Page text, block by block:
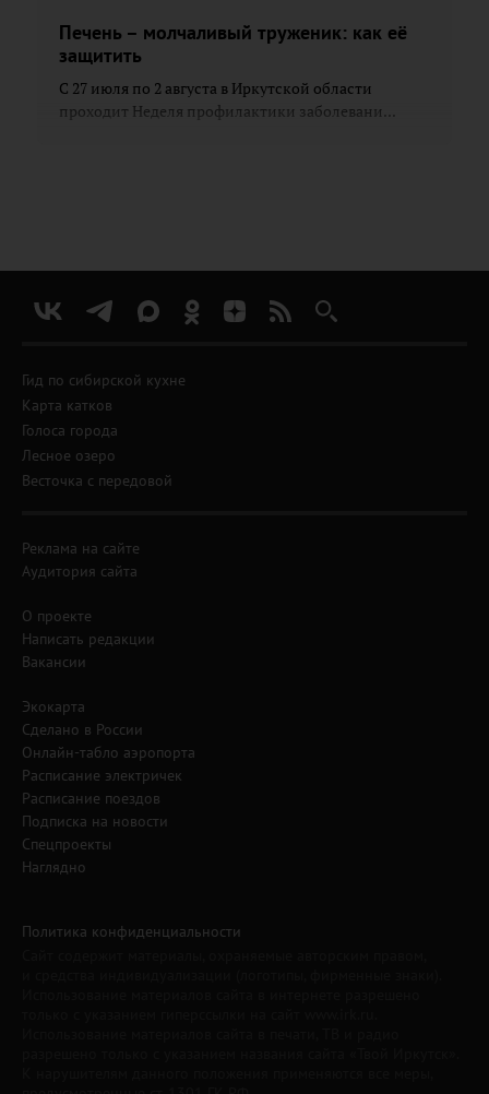
Печень – молчаливый труженик: как её
защитить
С 27 июля по 2 августа в Иркутской области
проходит Неделя профилактики заболевани...
Гид по сибирской кухне
Карта катков
Голоса города
Лесное озеро
Весточка с передовой
Реклама на сайте
Аудитория сайта
О проекте
Написать редакции
Вакансии
Экокарта
Сделано в России
Онлайн-табло аэропорта
Расписание электричек
Расписание поездов
Подписка на новости
Спецпроекты
Наглядно
Политика конфиденциальности